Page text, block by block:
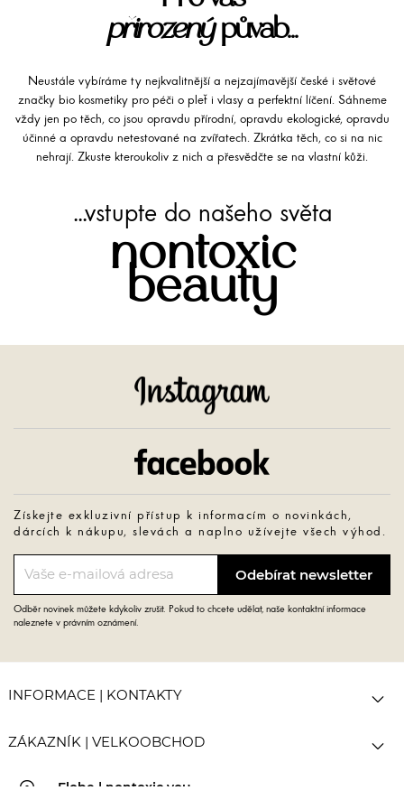
přirozenýpůvab...
Neustále vybíráme ty nejkvalitnější a nejzajímavější české i světové
značky bio kosmetiky pro péči o pleť i vlasy a perfektní líčení. Sáhneme
vždy jen po těch, co jsou opravdu přírodní, opravdu ekologické, opravdu
účinné a opravdu netestované na zvířatech. Zkrátka těch, co si na nic
nehrají. Zkuste kteroukoliv z nich a přesvědčte se na vlastní kůži.
...vstupte do našeho světa
nontoxic
beauty
Získejte exkluzivní přístup k informacím o novinkách,
dárcích k nákupu, slevách a naplno užívejte všech výhod.
Odběr novinek můžete kdykoliv zrušit. Pokud to chcete udělat, naše kontaktní informace
naleznete v právním oznámení.
INFORMACE | KONTAKTY 
ZÁKAZNÍK | VELKOOBCHOD 
pin_drop
Elobe | nontoxic you